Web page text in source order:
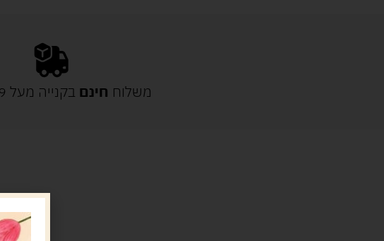
משלוח חינם בקנייה מעל 329 ש"ח